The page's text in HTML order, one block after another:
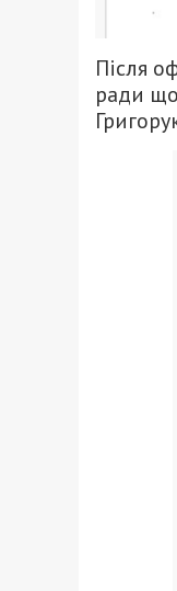
Після
ради